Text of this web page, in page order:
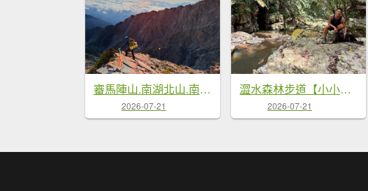
審馬陣山.南湖北山.南湖南峰.巴巴山.南湖大山【帝王之山 豈容凡夫造次】
2026-07-21
澀水森林步道【小小的社區也能發光發熱】
2026-07-21